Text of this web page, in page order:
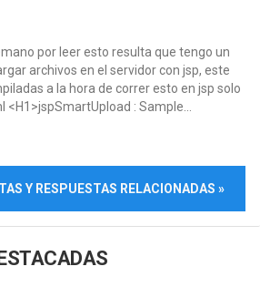
por leer esto resulta que tengo un
archivos en el servidor con jsp, este
a la hora de correr esto en jsp solo
<H1>jspSmartUpload : Sample...
Y RESPUESTAS RELACIONADAS »